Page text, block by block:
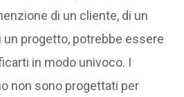
di un cliente, di un
un progetto, potrebbe essere
in modo univoco. I
non sono progettati per